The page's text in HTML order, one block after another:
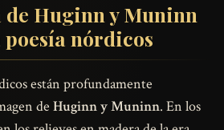
Huginn y Muninn
poesía nórdicos
están profundamente
de Huginn y Muninn. En los